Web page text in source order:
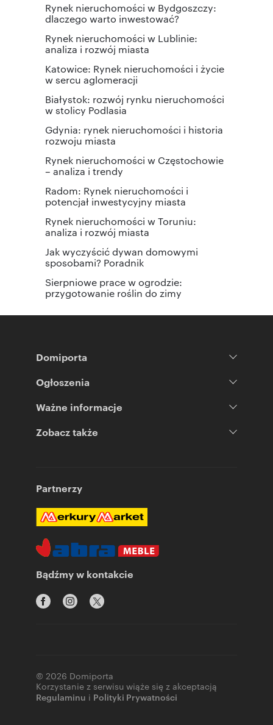
Rynek nieruchomości w Bydgoszczy:
dlaczego warto inwestować?
Rynek nieruchomości w Lublinie:
analiza i rozwój miasta
Katowice: Rynek nieruchomości i życie
w sercu aglomeracji
Białystok: rozwój rynku nieruchomości
w stolicy Podlasia
Gdynia: rynek nieruchomości i historia
rozwoju miasta
Rynek nieruchomości w Częstochowie
– analiza i trendy
Radom: Rynek nieruchomości i
potencjał inwestycyjny miasta
Rynek nieruchomości w Toruniu:
analiza i rozwój miasta
Jak wyczyścić dywan domowymi
sposobami? Poradnik
Sierpniowe prace w ogrodzie:
przygotowanie roślin do zimy
Domiporta
Ogłoszenia
Ważne informacje
Zobacz także
Partnerzy
Bądźmy w kontakcie
© 2026 Domiporta
Korzystanie z serwisu wiąże się z akceptacją
Regulaminu i Polityki Prywatności